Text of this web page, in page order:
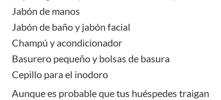
Jabón de manos
Jabón de baño y jabón facial
Champú y acondicionador
Basurero pequeño y bolsas de basura
Cepillo para el inodoro
Aunque es probable que tus huéspedes traigan